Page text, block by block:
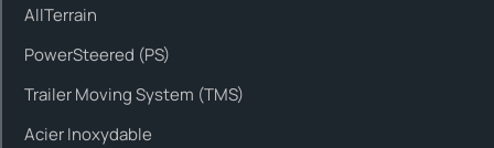
AllTerrain
PowerSteered (PS)
Trailer Moving System (TMS)
Acier Inoxydable